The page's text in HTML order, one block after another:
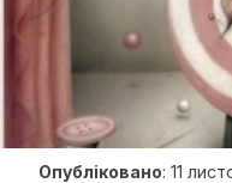
Опубліковано: 11